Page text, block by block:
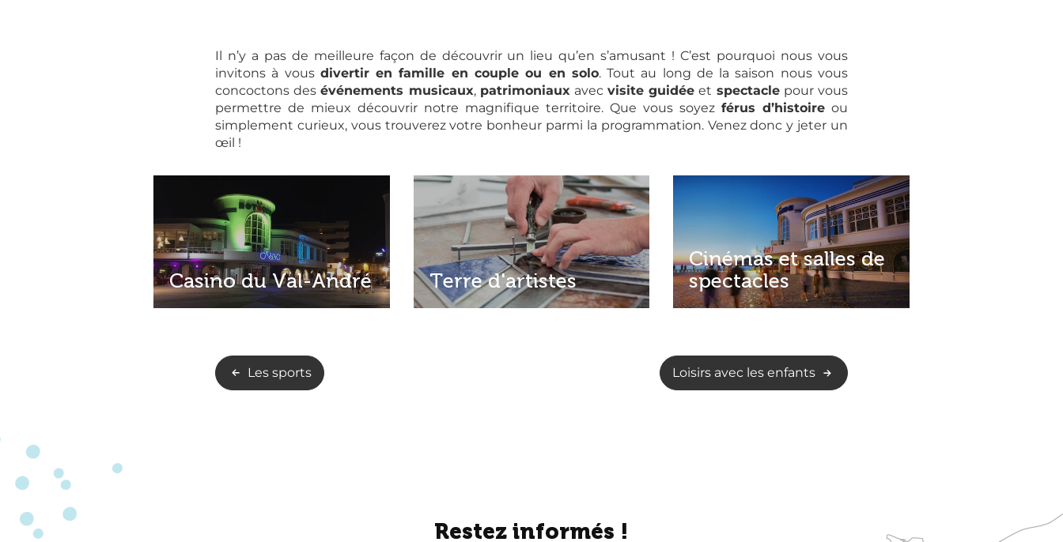
Il n’y a pas de meilleure façon de découvrir un lieu qu’en s’amusant ! C’est pourquoi nous vous
invitons à vous divertir en famille en couple ou en solo. Tout au long de la saison nous vous
concoctons desévénements musicaux, patrimoniauxavecvisite guidée et spectaclepour vous
permettre de mieux découvrir notre magnifique territoire. Que vous soyez férus d’histoire ou
simplement curieux, vous trouverez votre bonheur parmi la programmation. Venez donc y jeter un
œil !
Casino du Val-André Terre d'artistes
Cinémas et salles de
spectacles
Les sports Loisirs avec les enfants
Restez informés !